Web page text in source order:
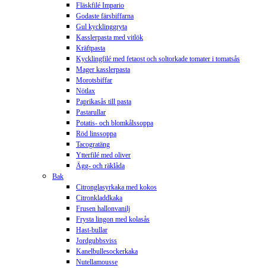
Fläskfilé Impario
Godaste färsbiffarna
Gul kycklinggryta
Kasslerpasta med vitlök
Kräftpasta
Kycklingfilé med fetaost och soltorkade tomater i tomatsås
Mager kasslerpasta
Morotsbiffar
Nötlax
Paprikasås till pasta
Pastarullar
Potatis- och blomkålssoppa
Röd linssoppa
Tacogratäng
Ytterfilé med oliver
Ägg- och räklåda
Bak
Citronglasyrkaka med kokos
Citronkladdkaka
Frusen hallonvanilj
Frysta lingon med kolasås
Hast-bullar
Jordgubbsviss
Kanelbullesockerkaka
Nutellamousse